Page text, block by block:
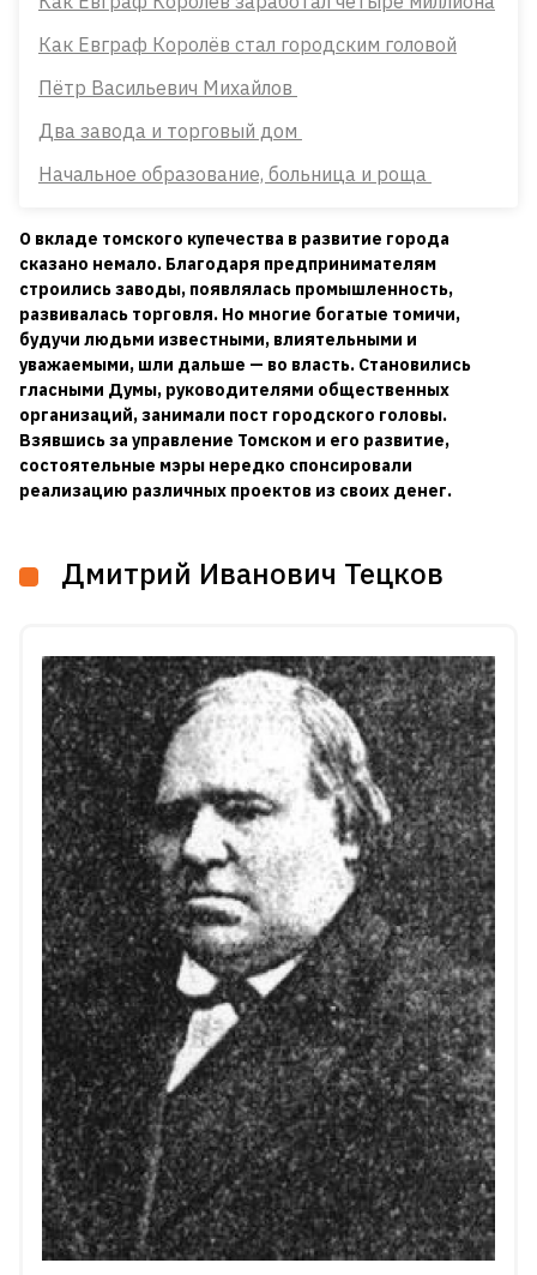
Как Евграф Королёв стал городским головой
Пётр Васильевич Михайлов
Два завода и торговый дом
Начальное образование, больница и роща
О вкладе томского купечества в развитие города
сказано немало. Благодаря предпринимателям
строились заводы, появлялась промышленность,
развивалась торговля. Но многие богатые томичи,
будучи людьми известными, влиятельными и
уважаемыми, шли дальше — во власть. Становились
гласными Думы, руководителями общественных
организаций, занимали пост городского головы.
Взявшись за управление Томском и его развитие,
состоятельные мэры нередко спонсировали
реализацию различных проектов из своих денег.
Дмитрий Иванович Тецков